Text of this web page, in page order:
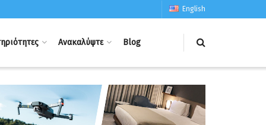
English
Ανακαλύψτε Blog